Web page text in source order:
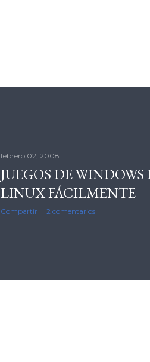
febrero 02, 2008
JUEGOS DE WINDOWS
LINUX FÁCILMENTE
Compartir 2 comentarios